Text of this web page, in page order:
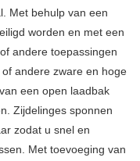
Met behulp van een
worden en met een
andere toepassingen
andere zware en hoge
een open laadbak
Zijdelinges sponnen
zodat u snel en
Met toevoeging van